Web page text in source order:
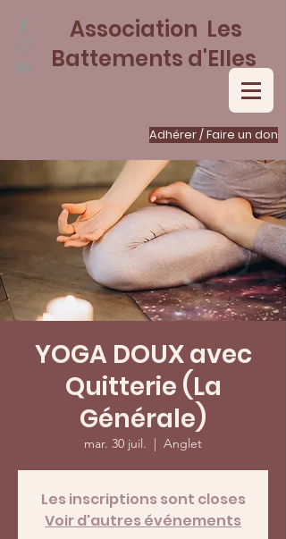
Adhérer / Faire un don
Association Les
Battements d'Elles
YOGA DOUX avec
Quitterie (La
Générale)
mar. 30 juil.
  |
Anglet
Les inscriptions sont closes
Voir d'autres événements